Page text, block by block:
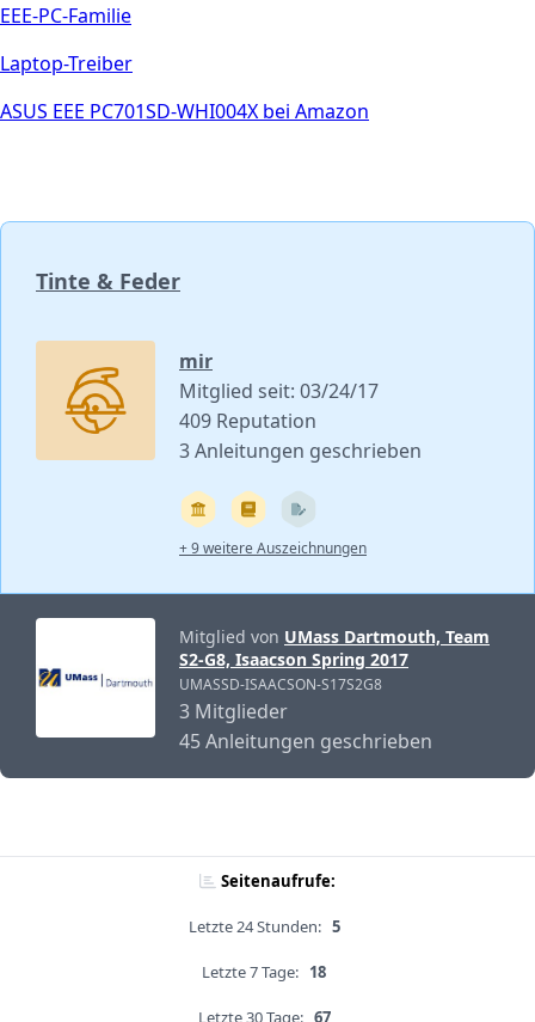
EEE-PC-Familie
Laptop-Treiber
ASUS EEE PC701SD-WHI004X bei Amazon
Tinte & Feder
mir
Mitglied seit: 03/24/17
409 Reputation
3 Anleitungen geschrieben
+ 9 weitere Auszeichnungen
Mitglied von UMass Dartmouth, Team
S2-G8, Isaacson Spring 2017
UMASSD-ISAACSON-S17S2G8
3 Mitglieder
45 Anleitungen geschrieben
Seitenaufrufe:
Letzte 24 Stunden: 5
Letzte 7 Tage: 18